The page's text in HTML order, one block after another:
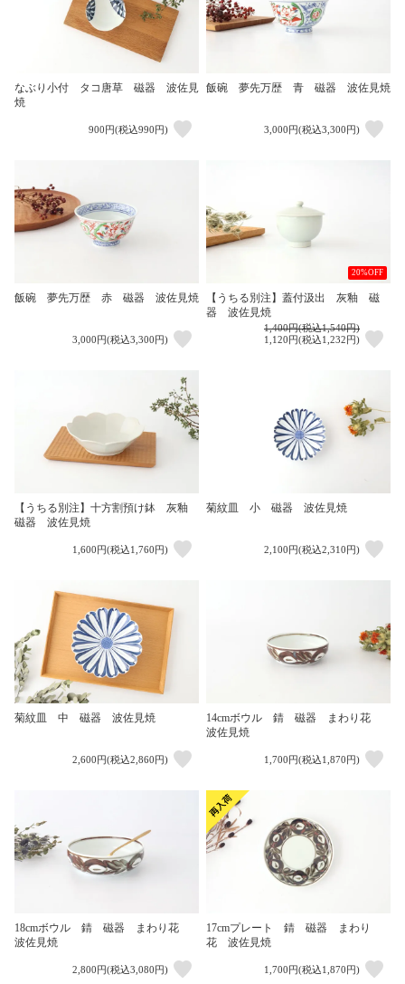
なぶり小付 タコ唐草 磁器 波佐見
焼
900円(税込990円)
飯碗 夢先万歴 青 磁器 波佐見焼
3,000円(税込3,300円)
飯碗 夢先万歴 赤 磁器 波佐見焼
3,000円(税込3,300円)
20%OFF
【うちる別注】蓋付汲出 灰釉 磁
器 波佐見焼
1,400円(税込1,540円)
1,120円(税込1,232円)
【うちる別注】十方割預け鉢 灰釉
磁器 波佐見焼
1,600円(税込1,760円)
菊紋皿 小 磁器 波佐見焼
2,100円(税込2,310円)
菊紋皿 中 磁器 波佐見焼
2,600円(税込2,860円)
14cmボウル 錆 磁器 まわり花
波佐見焼
1,700円(税込1,870円)
18cmボウル 錆 磁器 まわり花
波佐見焼
2,800円(税込3,080円)
17cmプレート 錆 磁器 まわり
花 波佐見焼
1,700円(税込1,870円)